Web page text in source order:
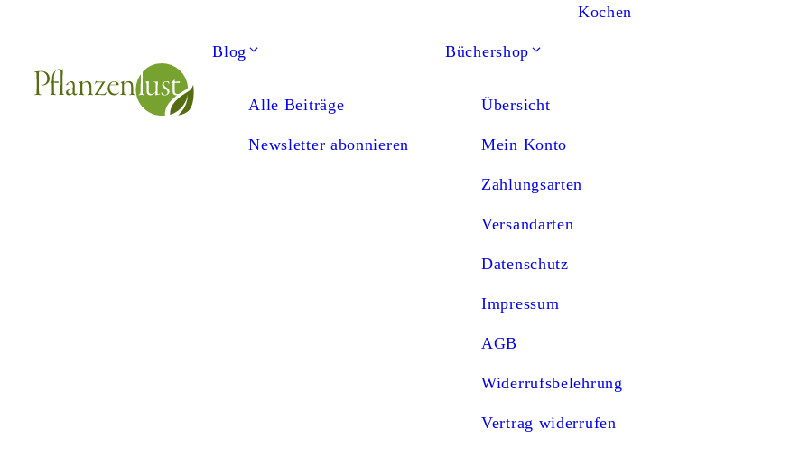
Kochen
Blog
Alle Beiträge
Newsletter abonnieren
Büchershop
Übersicht
Mein Konto
Zahlungsarten
Versandarten
Datenschutz
Impressum
AGB
Widerrufsbelehrung
Vertrag widerrufen